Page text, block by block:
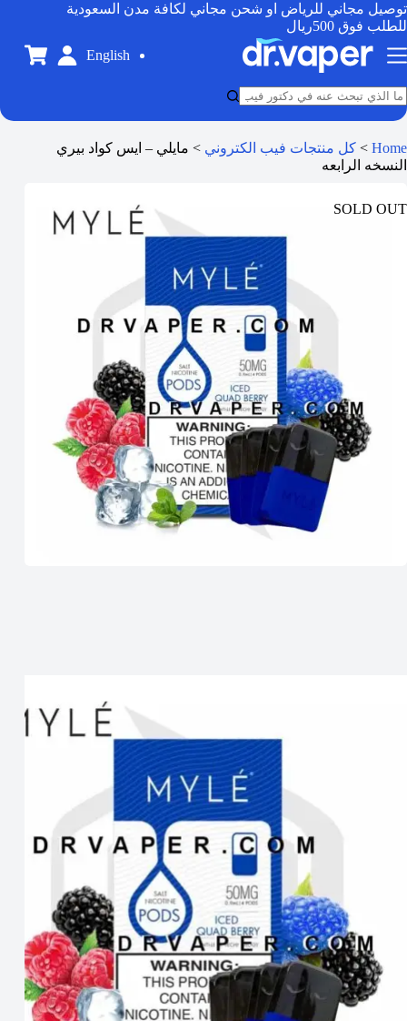
توصيل مجاني للرياض او شحن مجاني لكافة مدن السعودية
للطلب فوق 500ريال
English
Home
> كل منتجات فيب الكتروني > مايلي – ايس كواد بيري
النسخه الرابعه
SOLD OUT